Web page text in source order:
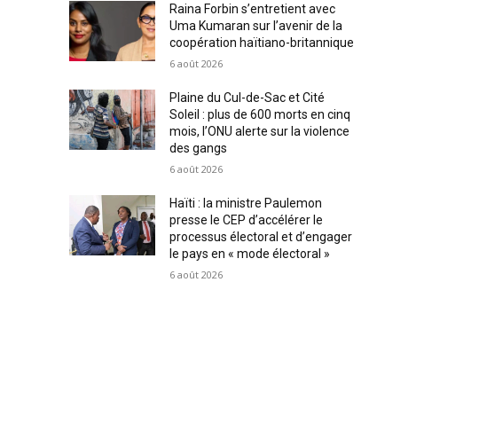
Raina Forbin s’entretient avec
Uma Kumaran sur l’avenir de la
coopération haïtiano-britannique
6 août 2026
Plaine du Cul-de-Sac et Cité
Soleil : plus de 600 morts en cinq
mois, l’ONU alerte sur la violence
des gangs
6 août 2026
Haïti : la ministre Paulemon
presse le CEP d’accélérer le
processus électoral et d’engager
le pays en « mode électoral »
6 août 2026